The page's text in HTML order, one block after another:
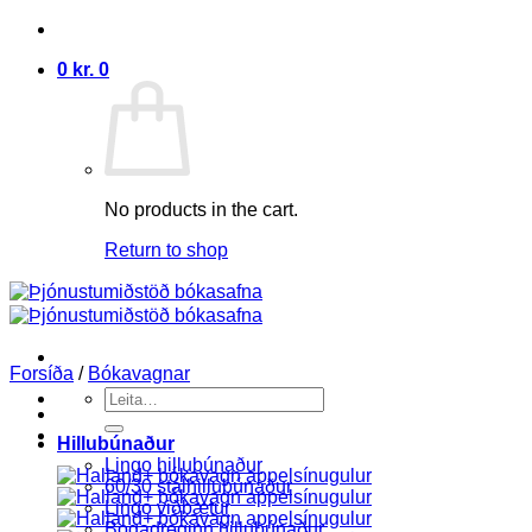
Skip
content
0 kr. 0
No products in the cart.
Return to shop
Search
for:
Hillubúnaður
Lingo hillubúnaður
60/30 stálhillubúnaður
Lingo viðbætur
Forsíða / Bókavagnar